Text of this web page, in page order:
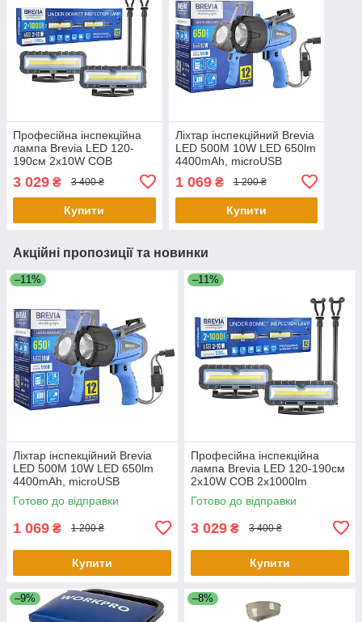
Професійна інспекційна
лампа Brevia LED 120-
190см 2x10W COB
Power Bank, type-C
3 029 ₴ 3 400 ₴
Купити
Ліхтар інспекційний Brevia
LED 500М 10W LED 650lm
4400mAh, microUSB
1 069₴ 1 200 ₴
Купити
Акційні пропозиції та новинки
–11%
Ліхтар інспекційний Brevia
LED 500М 10W LED 650lm
4400mAh, microUSB
Готово до відправки
1 069 ₴ 1 200 ₴
Купити
–11%
Професійна інспекційна
лампа Brevia LED 120-190см
2x10W COB 2x1000lm
2x4000mAh Power Bank, type-
C
Готово до відправки
3 029 ₴ 3 400 ₴
Купити
–9% –8%